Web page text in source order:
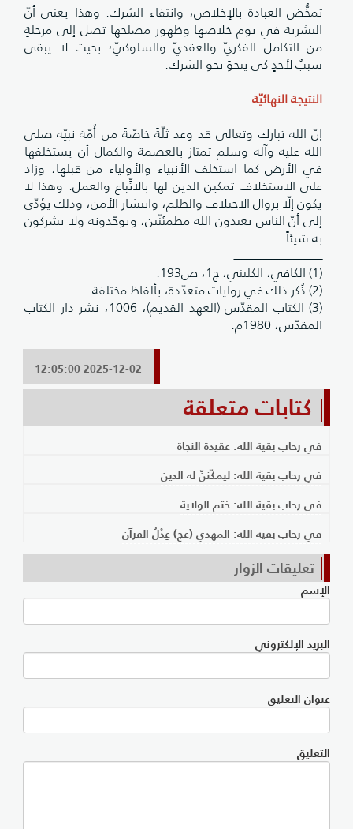
تمخُّض العبادة بالإخلاص، وانتفاء الشرك. وهذا يعني أنّ
البشرية في يوم خلاصها وظهور مصلحها تصل إلى مرحلةٍ
من التكامل الفكريّ والعقديّ والسلوكيّ؛ بحيث لا يبقى
سببٌ لأحدٍ كي ينحوَ نحو الشرك.
النتيجة النهائيّة
إنّ الله تبارك وتعالى قد وعد ثلّةً خاصّةً من أُمّة نبيّه صلى
الله عليه وآله وسلم تمتاز بالعصمة والكمال أن يستخلفها
في الأرض كما استخلف الأنبياء والأولياء من قبلها، وزاد
على الاستخلاف تمكين الدين لها بالاتِّباع والعمل. وهذا لا
يكون إلّا بزوال الاختلاف والظلم، وانتشار الأمن، وذلك يؤدّي
إلى أنّ الناس يعبدون الله مطمئنّين، ويوحّدونه ولا يشركون
به شيئاً.
ــــــــــــــــــــــــــــــــــــــــــــــــــــــــ
(1) الكافي، الكليني، ج1، ص193.
(2) ذُكر ذلك في روايات متعدّدة، بألفاظ مختلفة.
(3) الكتاب المقدّس (العهد القديم)، 1006، نشر دار الكتاب
المقدّس، 1980م.
2025-12-02 12:05:00
كتابات متعلقة
في رحاب بقية الله: عقيدة النجاة
في رحاب بقية الله: ليمكّننّ له الدين
في رحاب بقية الله: ختم الولاية
في رحاب بقية الله: المهدي (عج) عِدْلُ القرآن
تعليقات الزوار
الإسم
البريد الإلكتروني
عنوان التعليق
التعليق